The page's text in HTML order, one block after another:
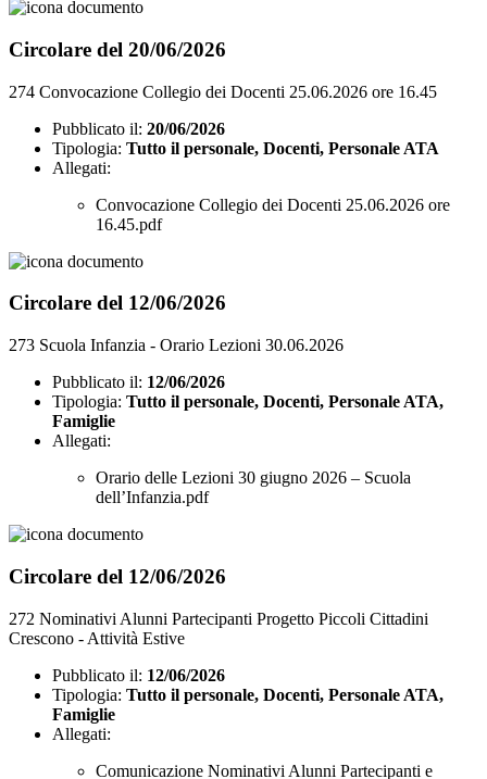
Circolare del 20/06/2026
274 Convocazione Collegio dei Docenti 25.06.2026 ore 16.45
Pubblicato il: 20/06/2026
Tipologia: Tutto il personale, Docenti, Personale ATA
Allegati:
Convocazione Collegio dei Docenti 25.06.2026 ore
16.45.pdf
Circolare del 12/06/2026
273 Scuola Infanzia - Orario Lezioni 30.06.2026
Pubblicato il: 12/06/2026
Tipologia: Tutto il personale, Docenti, Personale ATA,
Famiglie
Allegati:
Orario delle Lezioni 30 giugno 2026 – Scuola
dell’Infanzia.pdf
Circolare del 12/06/2026
272 Nominativi Alunni Partecipanti Progetto Piccoli Cittadini
Crescono - Attività Estive
Pubblicato il: 12/06/2026
Tipologia: Tutto il personale, Docenti, Personale ATA,
Famiglie
Allegati:
Comunicazione Nominativi Alunni Partecipanti e